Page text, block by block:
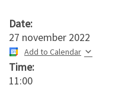
Date:
27 november 2022
Add to Calendar
Time:
11:00